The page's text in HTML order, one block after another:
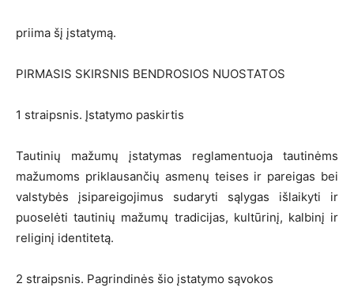
priima šį įstatymą.
PIRMASIS SKIRSNIS BENDROSIOS NUOSTATOS
1 straipsnis. Įstatymo paskirtis
Tautinių mažumų įstatymas reglamentuoja tautinėms
mažumoms priklausančių asmenų teises ir pareigas bei
valstybės įsipareigojimus sudaryti sąlygas išlaikyti ir
puoselėti tautinių mažumų tradicijas, kultūrinį, kalbinį ir
religinį identitetą.
2 straipsnis. Pagrindinės šio įstatymo sąvokos